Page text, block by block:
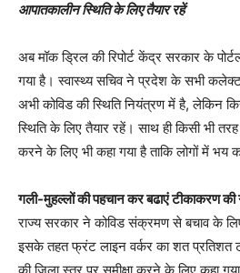
आपातकालीन स्थिति के लिए तैयार रहें
अब मॉक ड्रिल की रिपोर्ट केंद्र सरकार के
गया है। स्वास्थ्य सचिव ने प्रदेश के सभी
अभी कोविड की स्थिति नियंत्रण में है, लेकिन
स्थिति के लिए तैयार रहें। साथ ही किसी भी
करने के लिए भी कहा गया है ताकि लोगों में भय
गली-मुहल्लों की पहचान कर बढाएं टीकाकरण की
राज्य सरकार ने कोविड संक्रमण से बचाव के लिए
इसके तहत फ्रंट लाइन वर्कर का शत प्रतिशत